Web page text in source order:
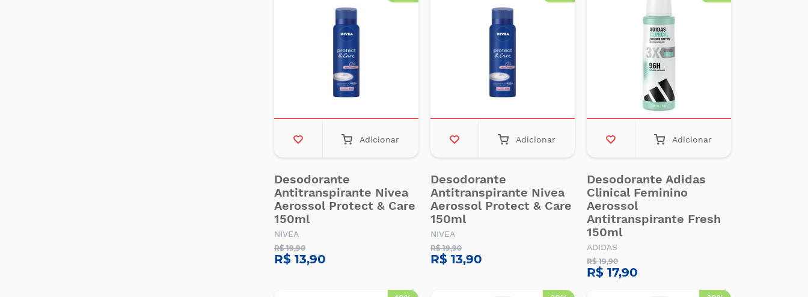
Adicionar
Desodorante
Antitranspirante Nivea
Aerossol Protect & Care
150ml
NIVEA
R$ 19,90
R$ 13,90
Adicionar
Desodorante
Antitranspirante Nivea
Aerossol Protect & Care
150ml
NIVEA
R$ 19,90
R$ 13,90
Adicionar
Desodorante Adidas
Clinical Feminino
Aerossol
Antitranspirante Fresh
150ml
ADIDAS
R$ 19,90
R$ 17,90